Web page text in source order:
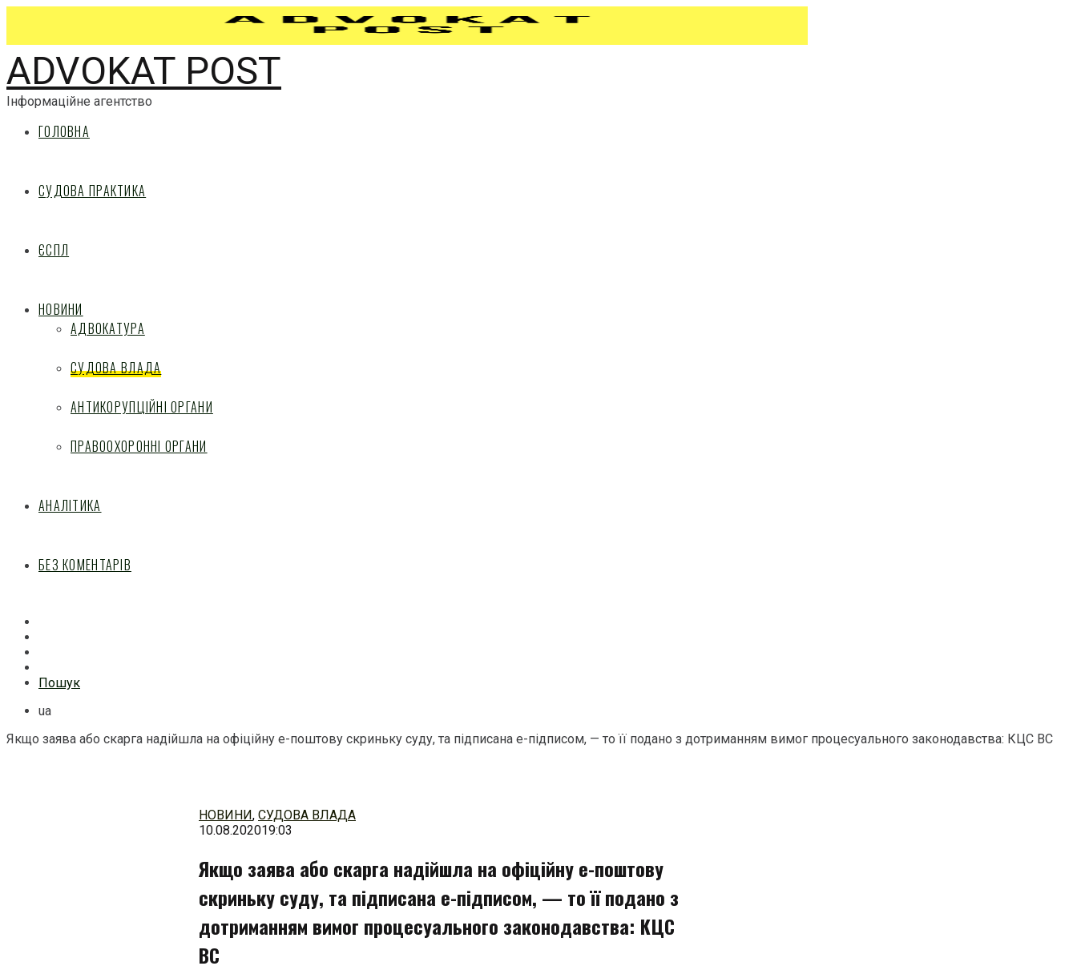
ADVOKAT POST
Інформаційне агентство
ГОЛОВНА
СУДОВА ПРАКТИКА
ЄСПЛ
НОВИНИ
АДВОКАТУРА
СУДОВА ВЛАДА
АНТИКОРУПЦІЙНІ ОРГАНИ
ПРАВООХОРОННІ ОРГАНИ
АНАЛІТИКА
БЕЗ КОМЕНТАРІВ
Пошук
ua
Якщо заява або скарга надійшла на офіційну е-поштову скриньку суду, та підписана е-підписом, — то її подано з дотриманням вимог процесуального законодавства: КЦС ВС
НОВИНИ, СУДОВА ВЛАДА
10.08.202019:03
Якщо заява або скарга надійшла на офіційну е-поштову
скриньку суду, та підписана е-підписом, — то її подано з
дотриманням вимог процесуального законодавства: КЦС
ВС